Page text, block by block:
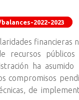
2022-2023
financieras
ha asumido
compromisos
de